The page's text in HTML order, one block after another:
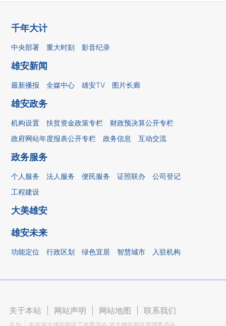
千年大计
中央部署 重大时刻 影音纪录
雄安新闻
最新播报 全媒中心 雄安TV 图片长廊
雄安政务
机构设置 扶贫资金政策专栏
财政预决算公开专栏
政府网站年度报表公开专栏
政务信息 互动交流
政务服务
个人服务 法人服务 便民服务 证照联办
公司登记
工程建设
大美雄安
雄安未来
功能定位 行政区划 绿色宜居 智慧城市 入驻机构
关于本站 网站声明 网站地图 联系我们